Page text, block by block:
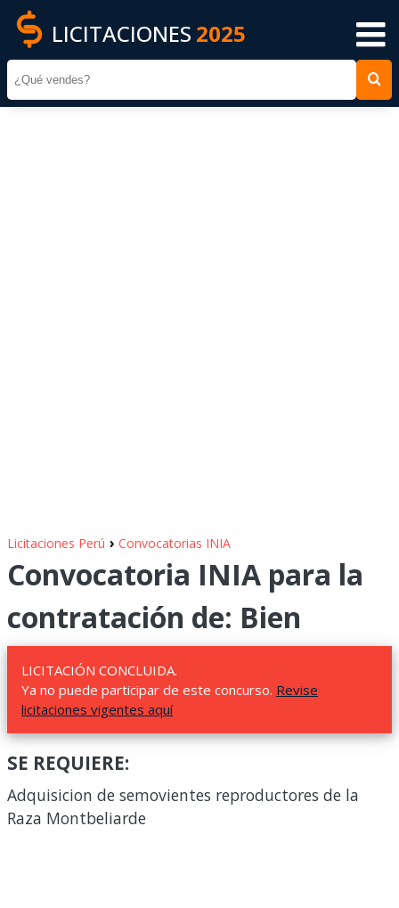
LICITACIONES 2025
Licitaciones Perú › Convocatorias INIA
Convocatoria INIA para la
contratación de: Bien
LICITACIÓN CONCLUIDA.
Ya no puede participar de este concurso. Revise
licitaciones vigentes aquí
SE REQUIERE:
Adquisicion de semovientes reproductores de la
Raza Montbeliarde